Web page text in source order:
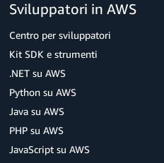
Sviluppatori in AWS
Centro per sviluppatori
Kit SDK e strumenti
.NET su AWS
Python su AWS
Java su AWS
PHP su AWS
JavaScript su AWS